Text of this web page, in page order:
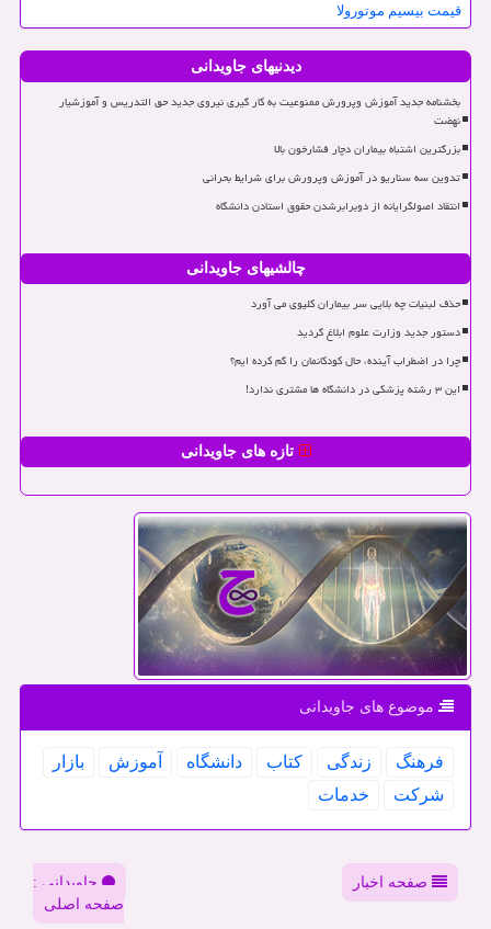
قیمت بیسیم موتورولا
دیدنیهای جاویدانی
بخشنامه جدید آموزش وپرورش ممنوعیت به کار گیری نیروی جدید حق التدریس و آموزشیار
نهضت
بزرگترین اشتباه بیماران دچار فشارخون بالا
تدوین سه سناریو در آموزش وپرورش برای شرایط بحرانی
انتقاد اصولگرایانه از دوبرابرشدن حقوق استادن دانشگاه
چالشیهای جاویدانی
حذف لبنیات چه بلایی سر بیماران کلیوی می آورد
دستور جدید وزارت علوم ابلاغ گردید
چرا در اضطراب آینده، حال کودکانمان را گم کرده ایم؟
این ۳ رشته پزشکی در دانشگاه ها مشتری ندارد!
تازه های جاویدانی
موضوع های جاویدانی
فرهنگ زندگی كتاب دانشگاه آموزش
بازار
شركت
خدمات
صفحه اخبار
جاویدانی :
صفحه اصلی